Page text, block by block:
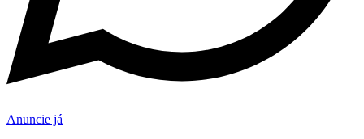
Anuncie já